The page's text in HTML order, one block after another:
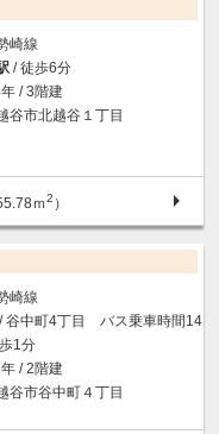
崎線
/ 徒歩6分
/ 3階建
谷市北越谷１丁目
ｍ2 ）
崎線
/ 谷中町4丁目 バス乗車時間14
1分
/ 2階建
谷市谷中町４丁目